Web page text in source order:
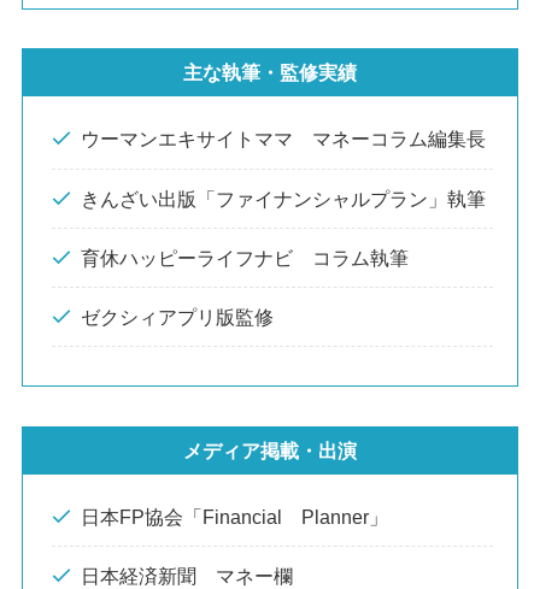
主な執筆・監修実績
ウーマンエキサイトママ マネーコラム編集長
きんざい出版「ファイナンシャルプラン」執筆
育休ハッピーライフナビ コラム執筆
ゼクシィアプリ版監修
メディア掲載・出演
日本FP協会「Financial Planner」
日本経済新聞 マネー欄